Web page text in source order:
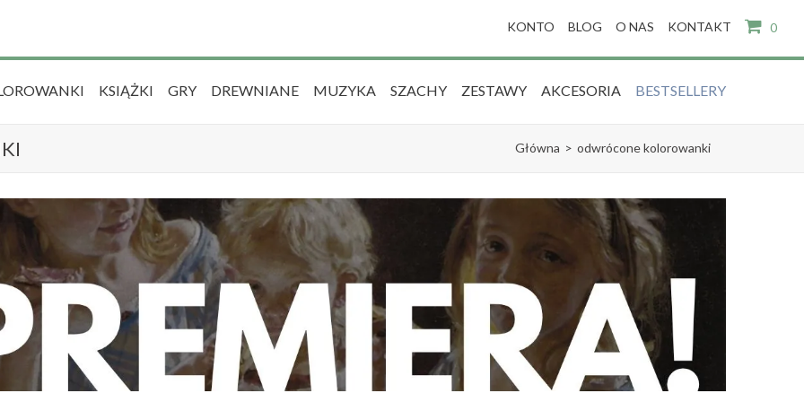
KONTO BLOG O NAS KONTAKT 0
KSIĄŻKI GRY DREWNIANE MUZYKA SZACHY ZESTAWY AKCESORIA BESTSELLERY
Główna > odwrócone kolorowanki